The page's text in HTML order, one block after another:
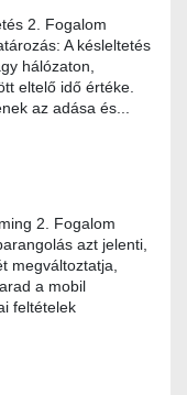
2. Fogalom
A késleltetés
hálózaton,
eltelő idő értéke.
az adása és...
2. Fogalom
azt jelenti,
megváltoztatja,
a mobil
feltételek